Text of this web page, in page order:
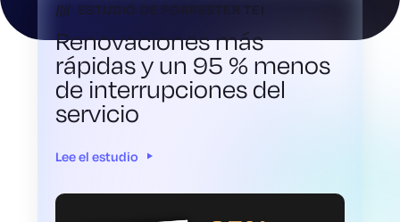
ESTUDIO DE FORRESTER TEI
Renovaciones más
rápidas y un 95 % menos
de interrupciones del
servicio
Lee el estudio